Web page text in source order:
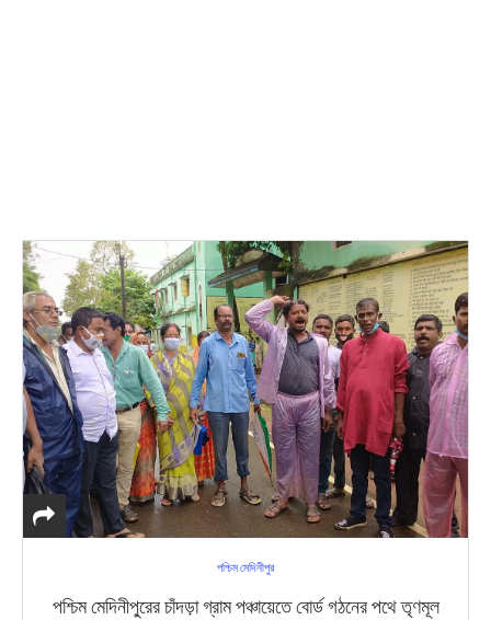
পশ্চিম মেদিনীপুর
পশ্চিম মেদিনীপু্রের চাঁদড়া গ্রাম পঞ্চায়েতে বোর্ড গঠনের পথে তৃণমূল